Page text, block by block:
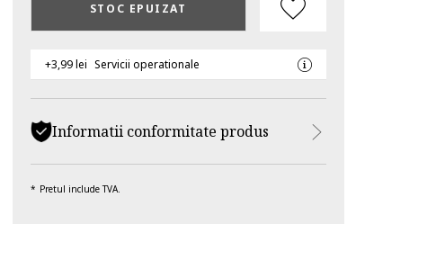
STOC EPUIZAT
+3,99 lei Servicii operationale
Informatii conformitate produs
Pretul include TVA.